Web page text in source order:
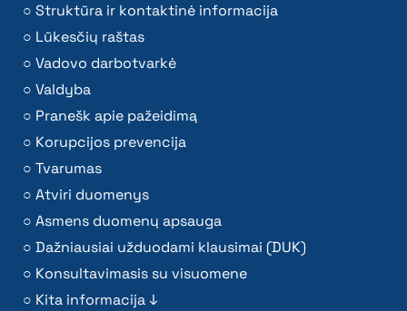
Struktūra ir kontaktinė informacija
Lūkesčių raštas
Vadovo darbotvarkė
Valdyba
Pranešk apie pažeidimą
Korupcijos prevencija
Tvarumas
Atviri duomenys
Asmens duomenų apsauga
Dažniausiai užduodami klausimai (DUK)
Konsultavimasis su visuomene
Kita informacija ↓